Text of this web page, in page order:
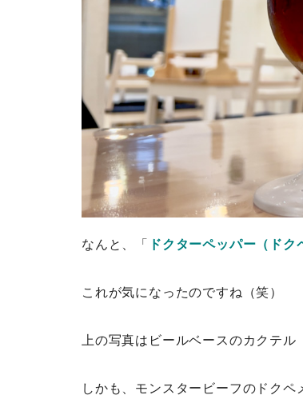
なんと、「 ドクターペッパー（ドク
これが気になったのですね（笑）
上の写真はビールベースのカクテ
しかも、モンスタービーフのドクペ